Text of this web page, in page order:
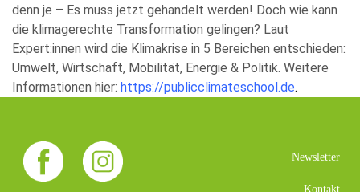
denn je – Es muss jetzt gehandelt werden! Doch wie kann
die klimagerechte Transformation gelingen? Laut
Expert:innen wird die Klimakrise in 5 Bereichen entschieden:
Umwelt, Wirtschaft, Mobilität, Energie & Politik. Weitere
Informationen hier: https://publicclimateschool.de.
Newsletter
Kontakt